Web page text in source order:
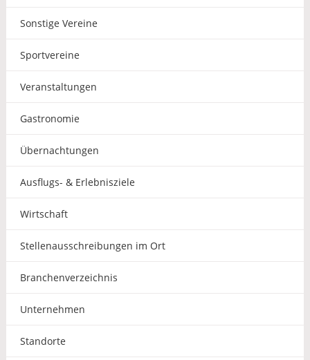
Sonstige Vereine
Sportvereine
Veranstaltungen
Gastronomie
Übernachtungen
Ausflugs- & Erlebnisziele
Wirtschaft
Stellenausschreibungen im Ort
Branchenverzeichnis
Unternehmen
Standorte